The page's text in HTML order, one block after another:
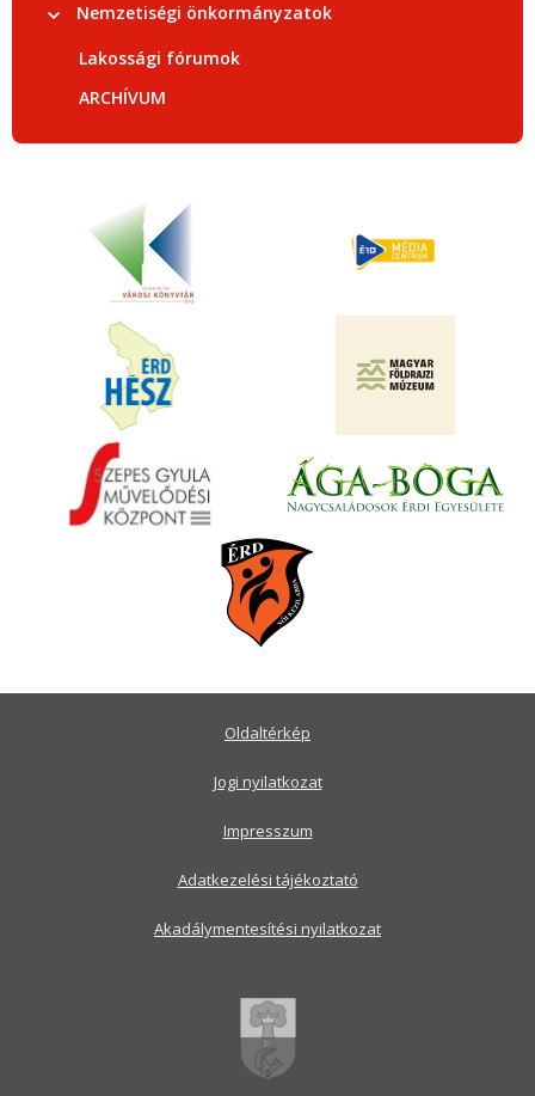
Nemzetiségi önkormányzatok
Lakossági fórumok
ARCHÍVUM
Oldaltérkép
Jogi nyilatkozat
Impresszum
Adatkezelési tájékoztató
Akadálymentesítési nyilatkozat